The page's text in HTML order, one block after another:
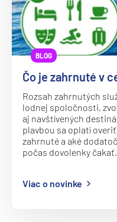
Caribbean
Coral Princess
Crown
Diamond
Discovery
Emerald
Enchanted
Grand Princess
BLOG
Čo je zahrnuté v
Rozsah zahrnutých
lodnej spoločnosti,
aj navštívených
plavbou sa oplatí
zahrnuté a aké
počas dovolenky čakať.
Viac o novinke